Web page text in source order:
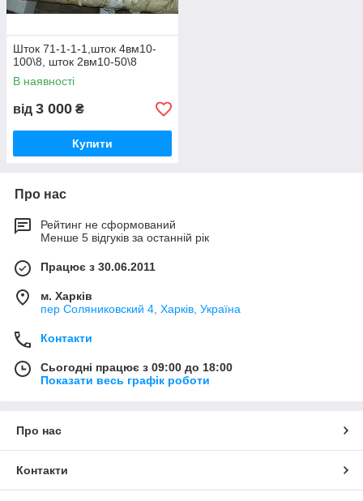
Шток 71-1-1-1,шток 4вм10-
100\8, шток 2вм10-50\8
В наявності
від 3 000 ₴
Купити
Про нас
Рейтинг не сформований
Менше 5 відгуків за останній рік
Працює з 30.06.2011
м. Харків
пер Соляниковский 4, Харків, Україна
Контакти
Сьогодні працює з 09:00 до 18:00
Показати весь графік роботи
Про нас
Контакти